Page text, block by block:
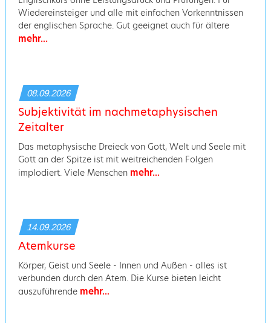
Wiedereinsteiger und alle mit einfachen Vorkenntnissen
der englischen Sprache. Gut geeignet auch für ältere
mehr...
08.09.2026
Subjektivität im nachmetaphysischen
Zeitalter
Das metaphysische Dreieck von Gott, Welt und Seele mit
Gott an der Spitze ist mit weitreichenden Folgen
implodiert. Viele Menschenmehr...
14.09.2026
Atemkurse
Körper, Geist und Seele - Innen und Außen - alles ist
verbunden durch den Atem. Die Kurse bieten leicht
auszuführendemehr...